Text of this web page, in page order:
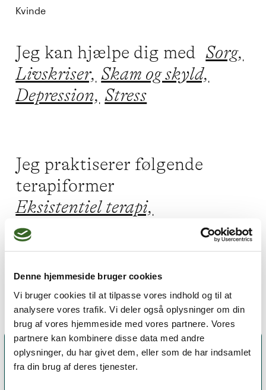
Denne hjemmeside bruger cookies
Vi bruger cookies til at tilpasse vores indhold og til at
analysere vores trafik. Vi deler også oplysninger om din
brug af vores hjemmeside med vores partnere. Vores
partnere kan kombinere disse data med andre
oplysninger, du har givet dem, eller som de har indsamlet
fra din brug af deres tjenester.
Kvinde
Jeg kan hjælpe dig med Sorg,
Livskriser, Skam og skyld,
Depression, Stress
Jeg praktiserer følgende
terapiformer
Eksistentiel terapi,
Psykodynamisk terapi,
Acceptance and Commitment
Therapy (ACT)